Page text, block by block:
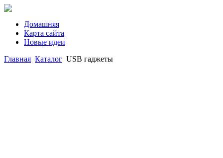
Домашняя
Карта сайта
Новые идеи
Главная Каталог USB гаджеты